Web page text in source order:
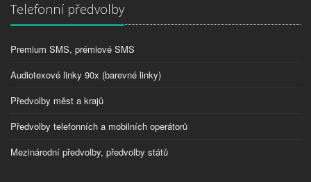
Telefonní předvolby
Premium SMS, prémiové SMS
Audiotexové linky 90x (barevné linky)
Předvolby měst a krajů
Předvolby telefonních a mobilních operátorů
Mezinárodní předvolby, předvolby států